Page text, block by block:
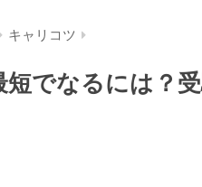
キャリコツ
でなるには？